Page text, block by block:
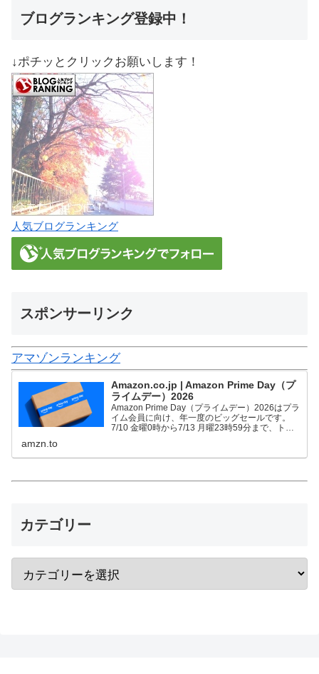
ブログランキング登録中！
↓ポチッとクリックお願いします！
人気ブログランキング
スポンサーリンク
アマゾンランキング
Amazon.co.jp | Amazon Prime Day（プ
ライムデー）2026
Amazon Prime Day（プライムデー）2026はプラ
イム会員に向け、年一度のビッグセールです。
7/10 金曜0時から7/13 月曜23時59分まで、トッ
amzn.to
カテゴリー